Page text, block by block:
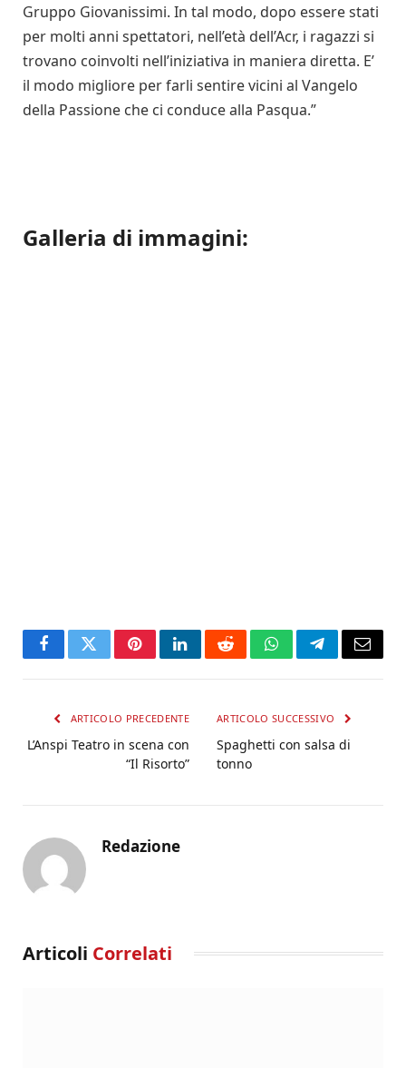
Gruppo Giovanissimi. In tal modo, dopo essere stati
per molti anni spettatori, nell’età dell’Acr, i ragazzi si
trovano coinvolti nell’iniziativa in maniera diretta. E’
il modo migliore per farli sentire vicini al Vangelo
della Passione che ci conduce alla Pasqua.”
Galleria di immagini:
FacebookTwitterPinterestLinkedInRedditWhatsAppTelegramEmail
ARTICOLO PRECEDENTE
L’Anspi Teatro in scena con
“Il Risorto”
ARTICOLO SUCCESSIVO
Spaghetti con salsa di
tonno
Redazione
Articoli Correlati